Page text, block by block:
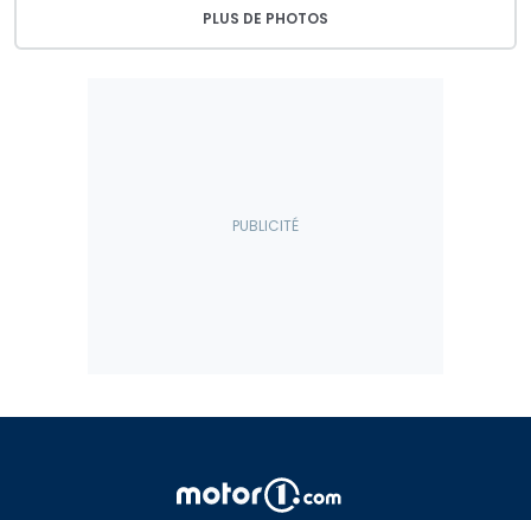
PLUS DE PHOTOS